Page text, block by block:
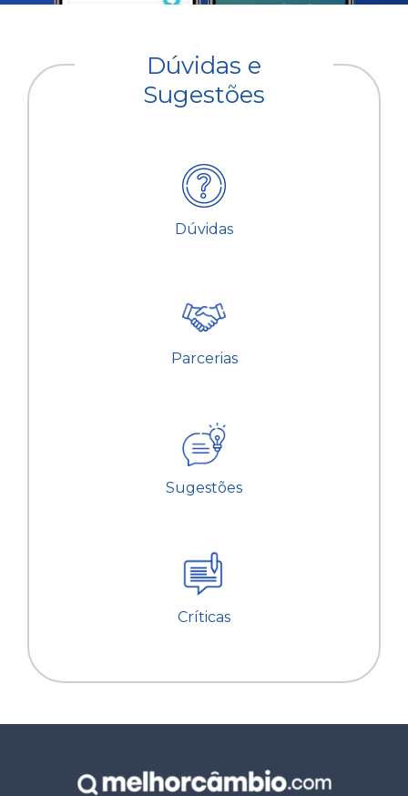
Dúvidas e
Sugestões
Dúvidas
Parcerias
Sugestões
Críticas